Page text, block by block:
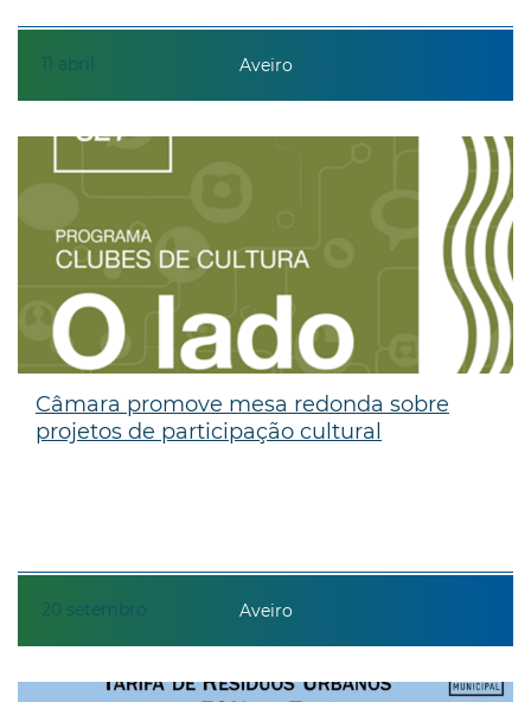
11 abril Aveiro
20 setembro
Câmara promove mesa redonda sobre
projetos de participação cultural
Aveiro